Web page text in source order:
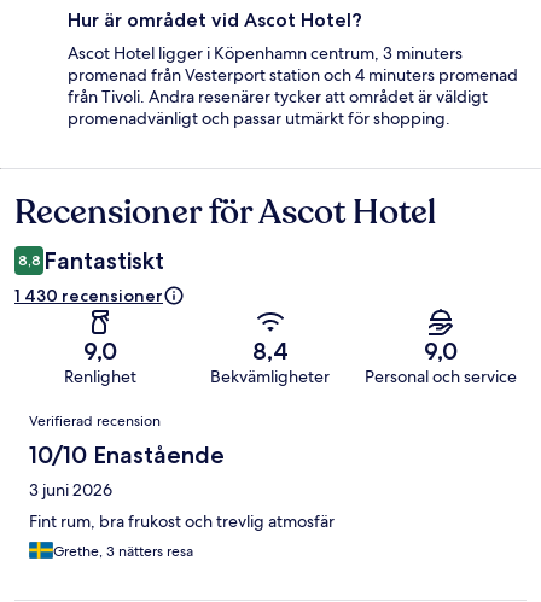
Hur är området vid Ascot Hotel?
Ascot Hotel ligger i Köpenhamn centrum, 3 minuters
promenad från Vesterport station och 4 minuters promenad
från Tivoli. Andra resenärer tycker att området är väldigt
promenadvänligt och passar utmärkt för shopping.
Recensioner
Recensioner för Ascot Hotel
8,8 Fantastiskt
1 430 recensioner
9,0
Renlighet
8,4
Bekvämligheter
9,0
Personal och service
Recensioner
Verifierad recension
10/10 Enastående
3 juni 2026
Fint rum, bra frukost och trevlig atmosfär
Grethe, 3 nätters resa